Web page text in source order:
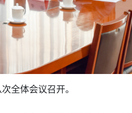
全体会议召开。